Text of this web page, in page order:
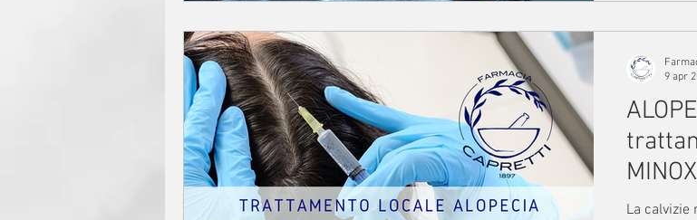
capelli
La calvizie
9 apr